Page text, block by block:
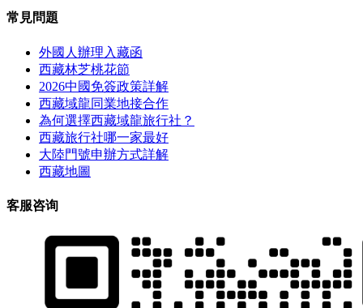
常見問題
外國人辦理入藏函
西藏林芝桃花節
2026中國免簽政策詳解
西藏域龍同業地接合作
為何選擇西藏域龍旅行社？
西藏旅行社哪一家最好
大陸門號申辦方式詳解
西藏地圖
客服咨询